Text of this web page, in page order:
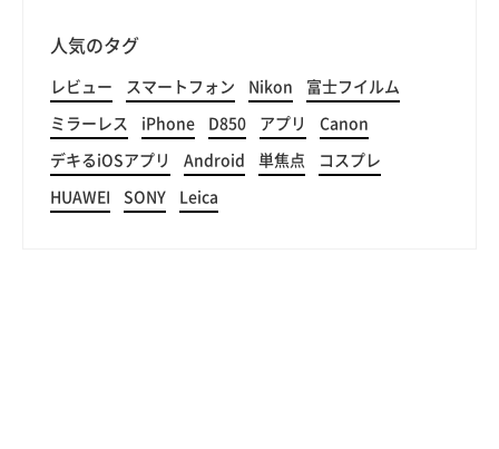
人気のタグ
レビュー スマートフォン Nikon 富士フイルム
ミラーレス iPhone D850 アプリ Canon
デキるiOSアプリ Android 単焦点 コスプレ
HUAWEI SONY Leica